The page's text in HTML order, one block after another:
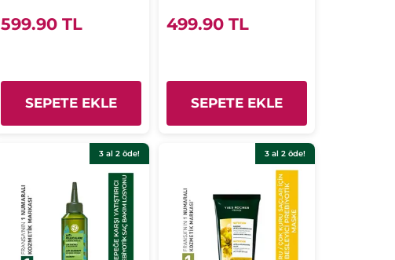
599.90 TL
SEPETE EKLE
499.90 TL
SEPETE EKLE
3 al 2 öde! 3 al 2 öde!